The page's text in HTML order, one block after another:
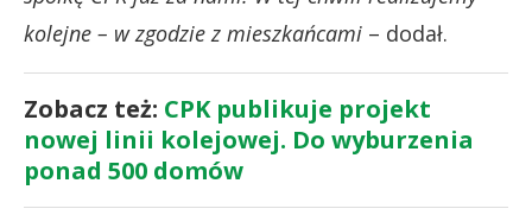
kolejne – w zgodzie z mieszkańcami – dodał.
Zobacz też: CPK publikuje projekt
nowej linii kolejowej. Do wyburzenia
ponad 500 domów